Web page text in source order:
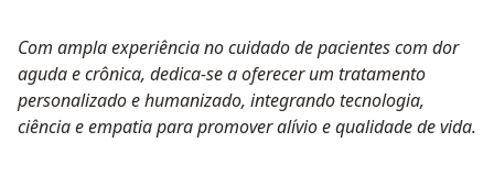
Com ampla experiência no cuidado de pacientes com dor
aguda e crônica, dedica-se a oferecer um tratamento
personalizado e humanizado, integrando tecnologia,
ciência e empatia para promover alívio e qualidade de vida.